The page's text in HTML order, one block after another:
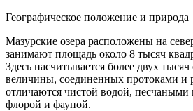
Географическое положение и природа
Мазурские озера расположены на
занимают площадь около 8 тысяч
Здесь насчитывается более двух тысяч
величины, соединенных протоками и
отличаются чистой водой, песчаными
флорой и фауной.